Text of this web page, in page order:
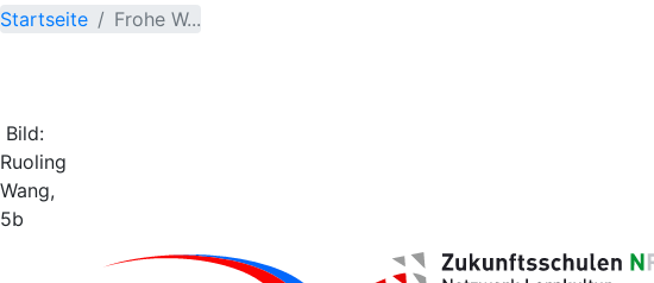
Startseite Frohe W...
Bild:
Ruoling
Wang,
5b